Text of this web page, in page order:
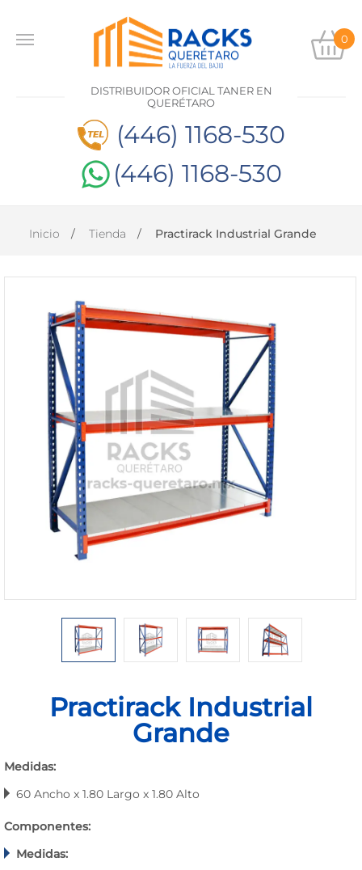
0
DISTRIBUIDOR OFICIAL TANER EN
QUERÉTARO
(446) 1168-530
(446) 1168-530
CONTACTO
TANER EN
QUERÉTARO
(446)
1168-
530
(446)
1168-
530
Bienvenido
Ingresa
Regístrate
Inicio Tienda Practirack Industrial Grande
Practirack Industrial
Grande
Medidas:
60 Ancho x 1.80 Largo x 1.80 Alto
Componentes:
Medidas: